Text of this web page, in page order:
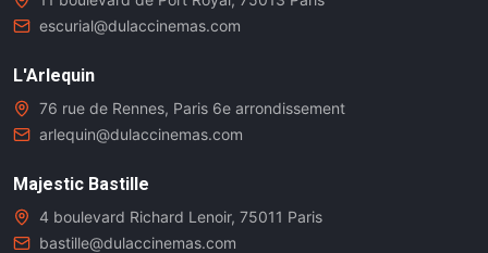
escurial@dulaccinemas.com
L'Arlequin
76 rue de Rennes, Paris 6e arrondissement
arlequin@dulaccinemas.com
Majestic Bastille
4 boulevard Richard Lenoir, 75011 Paris
bastille@dulaccinemas.com